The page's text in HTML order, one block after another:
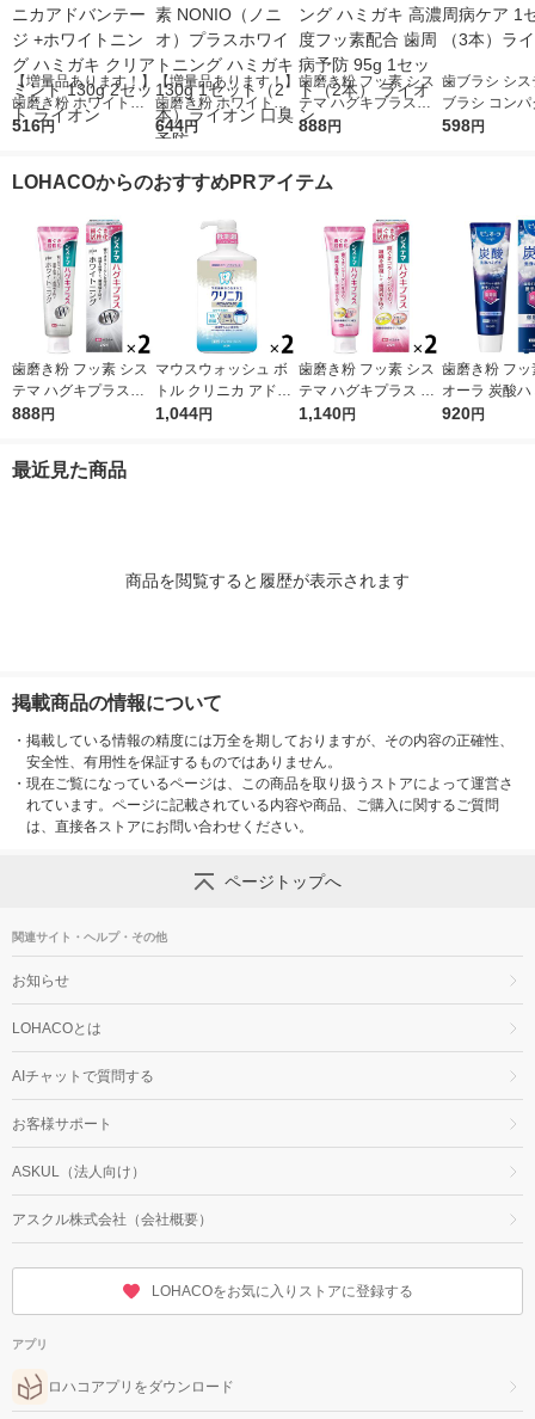
【増量品あります！】
歯磨き粉 ホワイトニ
ング クリニカアドバ
ミント 130g 2セット
516円
【増量品あります！】
歯磨き粉 ホワイトニ
ング フッ素 NONIO
130g 1セット（2本）
644円
歯磨き粉 フッ素 シス
テマ ハグキプラスW
ホワイトニング ハミ
セット（2本） ライオ
888円
歯ブラシ シス
ブラシ コン
ふつう 歯周病
598円
LOHACOからのおすすめPRアイテム
歯磨き粉 フッ素 シス
テマ ハグキプラスW
ホワイトニング ハミ
セット（2本） ライオ
888円
マウスウォッシュ ボ
トル クリニカ アドバ
ンテージ デンタルリ
1,044円
歯磨き粉 フッ素 シス
テマ ハグキプラス ハ
ミガキ 組織修復成分
1,140円
歯磨き粉 フッ
オーラ 炭酸
95g クリスタ
920円
最近見た商品
商品を閲覧すると履歴が表示されます
掲載商品の情報について
・ 掲載している情報の精度には万全を期しておりますが、その内容の正確性、
安全性、有用性を保証するものではありません。
・ 現在ご覧になっているページは、この商品を取り扱うストアによって運営さ
れています。ページに記載されている内容や商品、ご購入に関するご質問
は、直接各ストアにお問い合わせください。
ページトップへ
関連サイト・ヘルプ・その他
お知らせ
LOHACOとは
AIチャットで質問する
お客様サポート
ASKUL（法人向け）
アスクル株式会社（会社概要）
LOHACOをお気に入りストアに登録する
アプリ
ロハコアプリをダウンロード